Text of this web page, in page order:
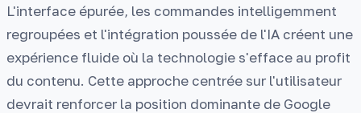
L'interface épurée, les commandes intelligemment
regroupées et l'intégration poussée de l'IA créent une
expérience fluide où la technologie s'efface au profit
du contenu. Cette approche centrée sur l'utilisateur
devrait renforcer la position dominante de Google